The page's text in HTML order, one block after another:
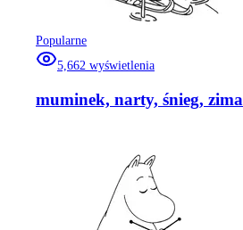
Popularne
5,662 wyświetlenia
muminek, narty, śnieg, zima